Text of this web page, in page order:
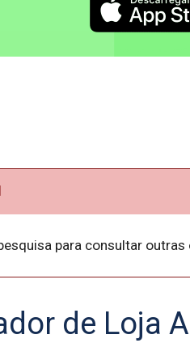
para consultar
de Loja